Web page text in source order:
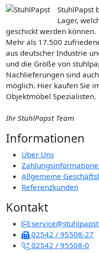
StuhlPapst
Lager,
geschickt werden können.
Mehr als 17.500
aus deutscher Industrie
und die Größe von
Nachlieferungen sind
möglich. Hier kaufen Sie
Objektmöbel Spezialisten.
Ihr StuhlPapst Team
Informationen
Über Uns
Allgemeine
Referenzkunden
Kontakt
02542 / 95508-27
02542 / 95508-0